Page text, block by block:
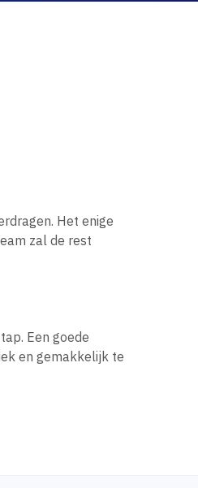
Het enige
zal de rest
Een goede
en gemakkelijk te